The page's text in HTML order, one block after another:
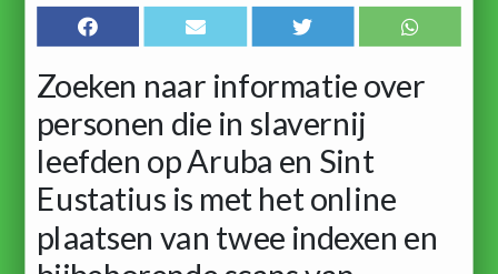
Zoeken naar informatie over
personen die in slavernij
leefden op Aruba en Sint
Eustatius is met het online
plaatsen van twee indexen en